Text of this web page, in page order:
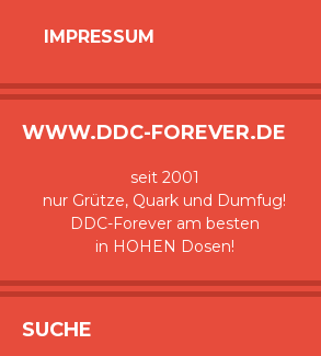
IMPRESSUM
WWW.DDC-FOREVER.DE
seit 2001
nur Grütze, Quark und Dumfug!
DDC-Forever am besten
in HOHEN Dosen!
SUCHE